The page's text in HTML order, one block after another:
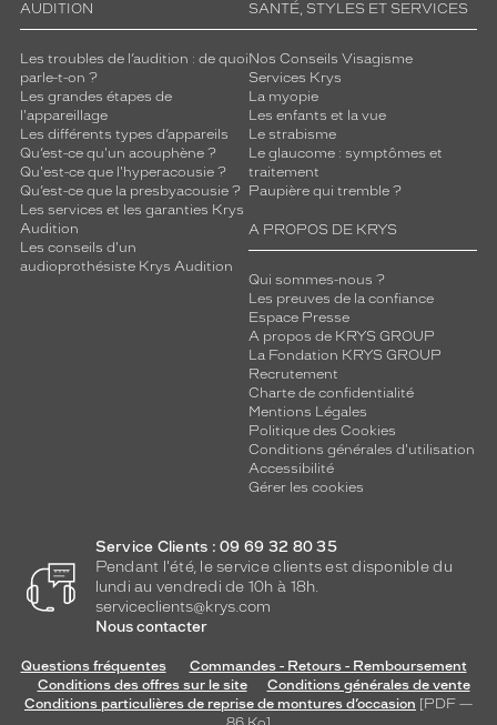
AUDITION
Les troubles de l’audition : de quoi
parle-t-on ?
Les grandes étapes de
l'appareillage
Les différents types d’appareils
Qu’est-ce qu'un acouphène ?
Qu'est-ce que l'hyperacousie ?
Qu’est-ce que la presbyacousie ?
Les services et les garanties Krys
Audition
Les conseils d'un
audioprothésiste Krys Audition
SANTÉ, STYLES ET SERVICES
Nos Conseils Visagisme
Services Krys
La myopie
Les enfants et la vue
Le strabisme
Le glaucome : symptômes et
traitement
Paupière qui tremble ?
A PROPOS DE KRYS
Qui sommes-nous ?
Les preuves de la confiance
Espace Presse
A propos de KRYS GROUP
La Fondation KRYS GROUP
Recrutement
Charte de confidentialité
Mentions Légales
Politique des Cookies
Conditions générales d'utilisation
Accessibilité
Gérer les cookies
Service Clients : 09 69 32 80 35
Pendant l'été, le service clients est disponible du
lundi au vendredi de 10h à 18h.
serviceclients@krys.com
Nous contacter
Questions fréquentes
Commandes - Retours - Remboursement
Conditions des offres sur le site
Conditions générales de vente
Conditions particulières de reprise de montures d’occasion [PDF —